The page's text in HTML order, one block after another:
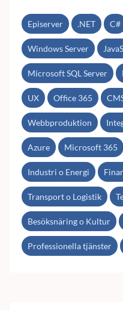
Episerver .NET C#
Windows Server
Microsoft SQL Server
UX Office 365
Webbproduktion
Azure Microsoft 365
Industri o Energi
Transport o Logistik
Besöksnäring o Kultur
Professionella tjänster